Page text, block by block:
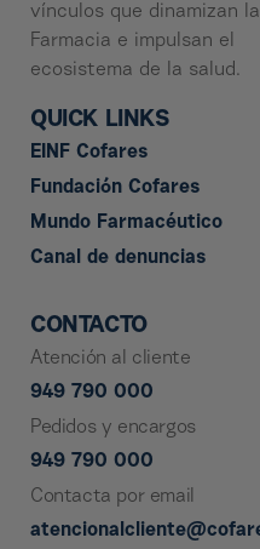
vínculos que dinamizan la
Farmacia e impulsan el
ecosistema de la salud.
QUICK LINKS
EINF Cofares
Fundación Cofares
Mundo Farmacéutico
Canal de denuncias
CONTACTO
Atención al cliente
949 790 000
Pedidos y encargos
949 790 000
Contacta por email